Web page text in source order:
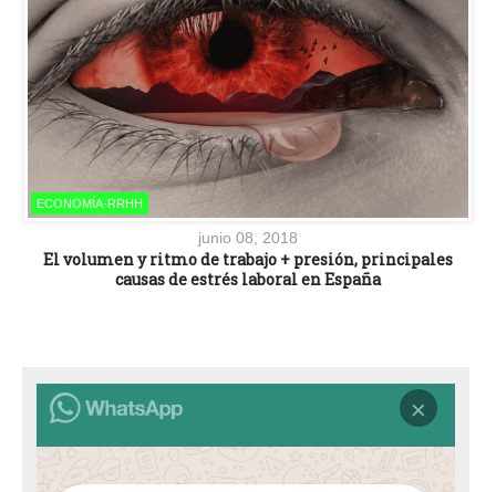
ECONOMÍA-RRHH
junio 08, 2018
El volumen y ritmo de trabajo + presión, principales
causas de estrés laboral en España